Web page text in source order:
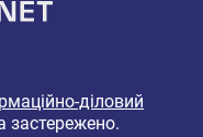
діловий
застережено.